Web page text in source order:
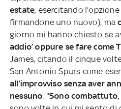
estate, esercitando
firmandone uno nuovo), ma
giorno mi hanno chiesto se
addio’ oppure se fare come
James, citando il cinque
San Antonio Spurs come
all’improvviso senza aver
nessuno . "Sono combattuto,